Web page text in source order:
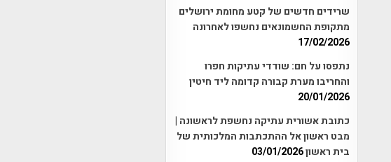
שרידים חדשים של קטע מחומת ירושלים
מתקופת החשמונאים נחשפו לאחרונה
17/02/2026
נתפסו על חם: שודדי עתיקות חפרו
והחריבו מערת קבורה קדומה ליד חיטין
20/01/2026
כתובת אשורית עתיקה נחשפת לראשונה |
מבט ראשון אל ההתכתבות המלכותית של
בית ראשון03/01/2026